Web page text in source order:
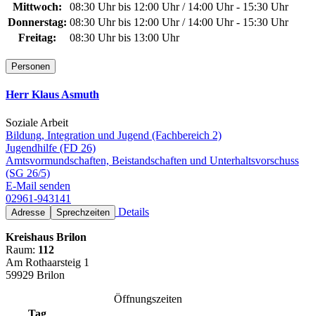
Mittwoch:
08:30 Uhr bis 12:00 Uhr / 14:00 Uhr - 15:30 Uhr
Donnerstag: 08:30 Uhr bis 12:00 Uhr / 14:00 Uhr - 15:30 Uhr
Freitag:
08:30 Uhr bis 13:00 Uhr
Personen
Herr Klaus Asmuth
Soziale Arbeit
Bildung, Integration und Jugend (Fachbereich 2)
Jugendhilfe (FD 26)
Amtsvormundschaften, Beistandschaften und Unterhaltsvorschuss
(SG 26/5)
E-Mail senden
02961-943141
Adresse Sprechzeiten Details
Kreishaus Brilon
Raum: 112
Am Rothaarsteig 1
59929 Brilon
Öffnungszeiten
Tag